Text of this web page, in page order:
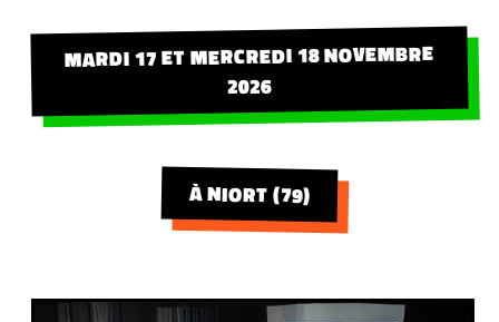
MARDI 17 ET MERCREDI 18 NOVEMBRE
2026
À NIORT (79)